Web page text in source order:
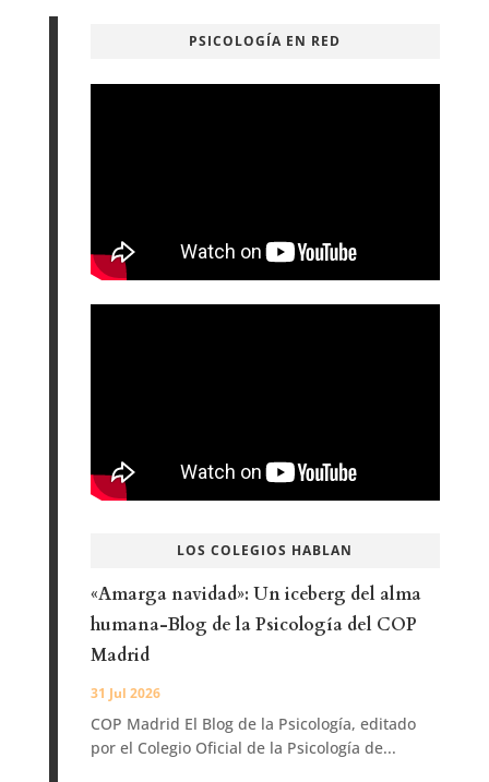
PSICOLOGÍA EN RED
LOS COLEGIOS HABLAN
«Amarga navidad»: Un iceberg del alma
humana-Blog de la Psicología del COP
Madrid
31 Jul 2026
COP Madrid El Blog de la Psicología, editado
por el Colegio Oficial de la Psicología de...